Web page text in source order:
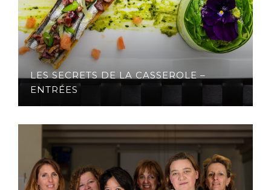
LES SECRETS DE LA CASSEROLE –
ENTRÉES